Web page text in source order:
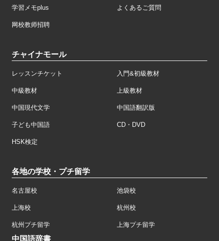
学習メモplus よくあるご質問
网校教师招聘
チャイナモール
レッスンチケット 入門&初級教材
中級教材 上級教材
中国現代文学 中国語翻訳版
子ども中国語 CD・DVD
HSK検定
各地の学校・プチ留学
名古屋校 池袋校
上海校 杭州校
杭州プチ留学 上海プチ留学
中国語辞書